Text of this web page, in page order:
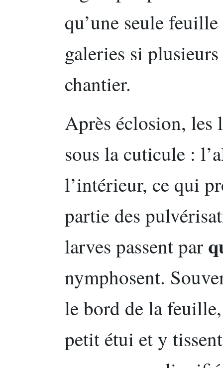
qu’une seule
galeries si
chantier.
Après éclosion, les
sous la cuticule :
l’intérieur, ce qui
partie des
larves passent par
nymphosent.
le bord de la
petit étui et y